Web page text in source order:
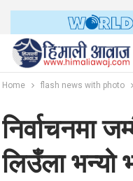
Home flash news with photo
निर्वाचनमा
लिउँला भन्यो